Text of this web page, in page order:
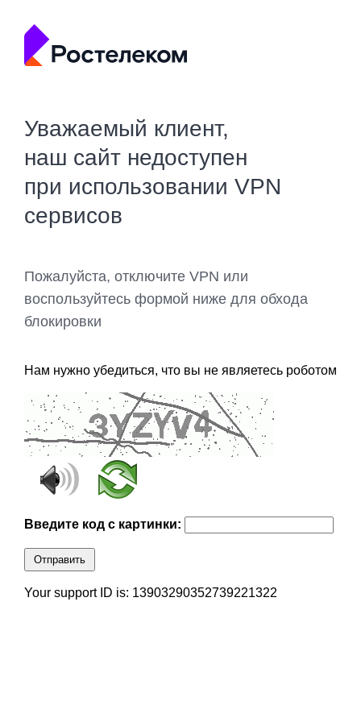
Уважаемый клиент,
наш сайт недоступен
при использовании VPN
сервисов
Пожалуйста, отключите VPN или
воспользуйтесь формой ниже для обхода
блокировки
Нам нужно убедиться, что вы не являетесь роботом
Введите код с картинки:
Отправить
Your support ID is: 13903290352739221322